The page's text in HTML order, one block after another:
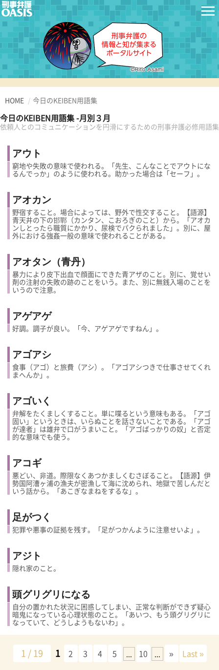
HOME 今日のKEIBEN用語集
今日のKEIBEN用語集 -月別３月
依頼人とのコミュニケーションを円滑にするための刑事弁護必修用語集
アウト
窮地や失敗の意味で使われる。「先生、こんなことでアウトにな
るんでっか」のように使われる。助かった場合は「セーフ」。
アオカン
野宿すること。場合によっては、野外で性交すること。【語源】
青天井の下の邯鄲（カンタン、こおろぎのこと）から。「アオカ
ンしとったら職質にかかり、尿検でパクられました」。別に、屋
外における強姦一般の意味で使われることがある。
アオタン（青丹）
暴力により皮下出血で顔面にできた青アザのこと。別に、覚せい
剤の注射の失敗の跡のことをいう。また、別に無銭入場のことを
いうので注意。
アゲアゲ
好調。調子が良い。「今、アゲアゲですねん」。
アゴアシ
食事（アゴ）と旅費（アシ）。「アゴアシつきで仕事させてくれ
まへんか」。
アゴいく
弁解をたくましくすること。単に喋るという意味もある。「アゴ
固い」というときは、いらぬことを話さないことである。「アゴ
が達者」は雄弁で口がうまいこと。「アゴばっかりの奴」と否定
的な意味でも使う。
アコギ
悪どい、非道。際限なくあつかましくむさぼること。【語源】伊
勢国阿漕ヶ浦の漁夫が密漁して海に沈められ、地獄で苦しんだと
いう話から。「あこぎなまねをするな」。
足がつく
犯罪や悪事の証拠を残す。「足がつかんように注意せいよ」。
アジト
隠れ家のこと。
頭グリグリになる
自分の置かれた状況に困惑してしまい、正常な判断ができず疑心
暗鬼になっている心理状態のこと。「あいつ、もう頭グリグリに
なっていて、どうしようもないわ」。
1 / 19 1 2 3 4 5 ... 10 ... » Last »